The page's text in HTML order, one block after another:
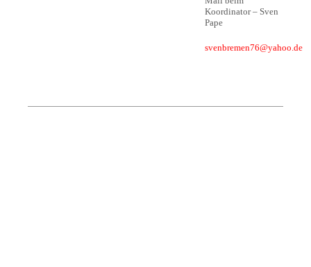
Koordinator – Sven
Pape
svenbremen76@yahoo.de